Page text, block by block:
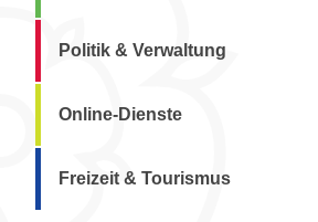
Politik & Verwaltung
Online-Dienste
Freizeit & Tourismus